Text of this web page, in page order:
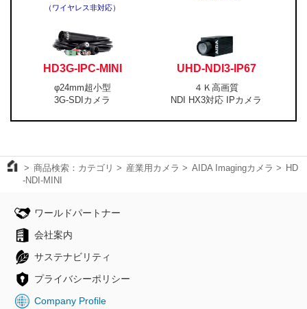
（ワイヤレス非対応）
HD3G-IPC-MINI
φ24mm超小型
3G-SDIカメラ
UHD-NDI3-IP67
４Ｋ高画質
NDI HX3対応 IPカメラ
商品検索：カテゴリ 産業用カメラ AIDA Imagingカメラ
HD
-NDI-MINI
ワールドパートナー
会社案内
サステナビリティ
プライバシーポリシー
Company Profile